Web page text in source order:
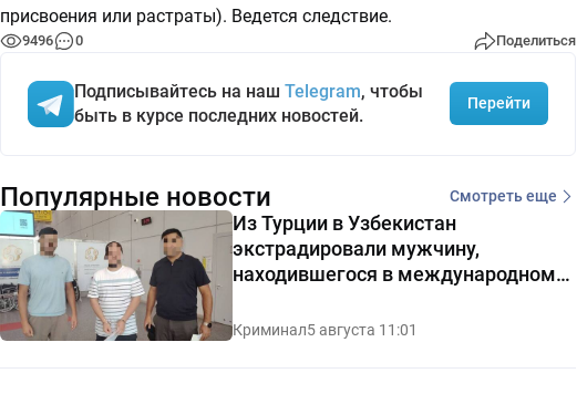
присвоения или растраты). Ведется следствие.
9496 0 Поделиться
Подписывайтесь на наш Telegram, чтобы
быть в курсе последних новостей.
Перейти
Популярные новости Смотреть еще
Из Турции в Узбекистан
экстрадировали мужчину,
находившегося в международном
Криминал5 августа 11:01